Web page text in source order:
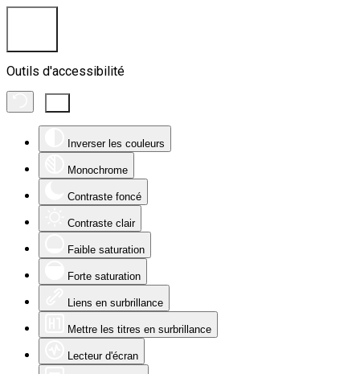
Outils d'accessibilité
Inverser les couleurs
Monochrome
Contraste foncé
Contraste clair
Faible saturation
Forte saturation
Liens en surbrillance
Mettre les titres en surbrillance
Lecteur d'écran